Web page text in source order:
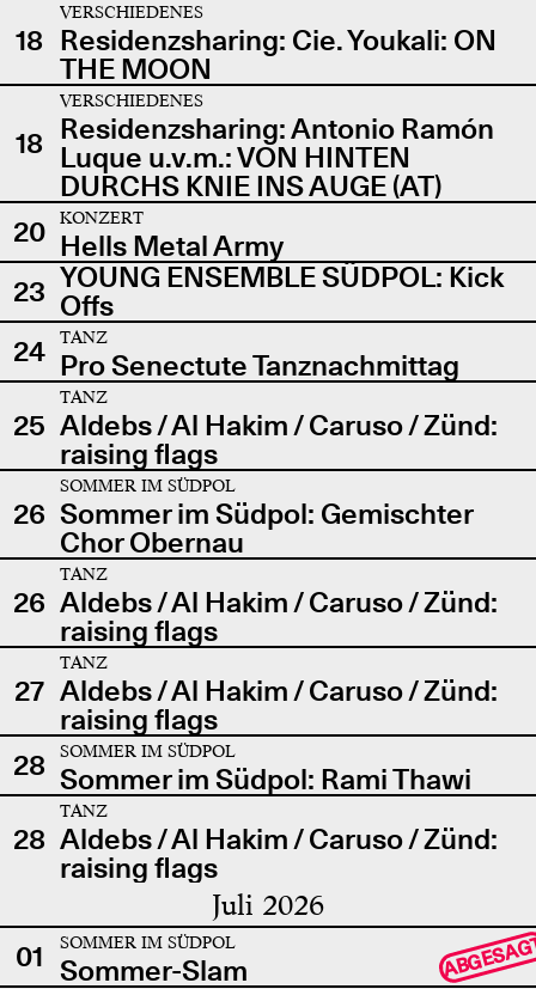
18
VERSCHIEDENES
Residenzsharing: Cie. Youkali: ON
THE MOON
18
VERSCHIEDENES
Residenzsharing: Antonio Ramón
Luque u.v.m.: VON HINTEN
DURCHS KNIE INS AUGE (AT)
20
KONZERT
Hells Metal Army
23 YOUNG ENSEMBLE SÜDPOL: Kick
Offs
24
TANZ
Pro Senectute Tanznachmittag
25
TANZ
Aldebs / Al Hakim / Caruso / Zünd:
raising flags
26
SOMMER IM SÜDPOL
Sommer im Südpol: Gemischter
Chor Obernau
26
TANZ
Aldebs / Al Hakim / Caruso / Zünd:
raising flags
27
TANZ
Aldebs / Al Hakim / Caruso / Zünd:
raising flags
28
SOMMER IM SÜDPOL
Sommer im Südpol: Rami Thawi
28
TANZ
Aldebs / Al Hakim / Caruso / Zünd:
raising flags
Juli 2026
01 SOMMER IM SÜDPOL
Sommer-Slam